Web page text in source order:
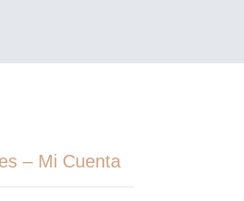
– Mi Cuenta